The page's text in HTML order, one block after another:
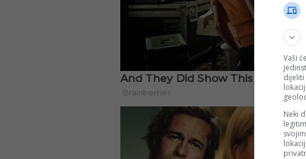
Vaši
dijeliti
Neki